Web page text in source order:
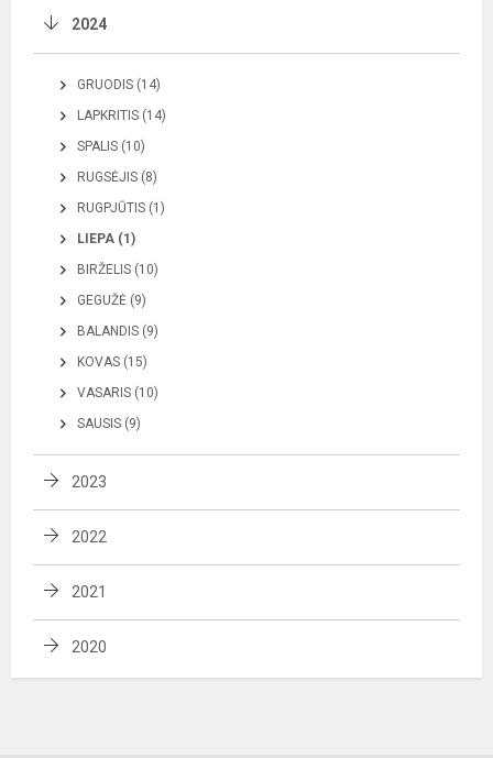
2024
GRUODIS (14)
LAPKRITIS (14)
SPALIS (10)
RUGSĖJIS (8)
RUGPJŪTIS (1)
LIEPA (1)
BIRŽELIS (10)
GEGUŽĖ (9)
BALANDIS (9)
KOVAS (15)
VASARIS (10)
SAUSIS (9)
2023
2022
2021
2020